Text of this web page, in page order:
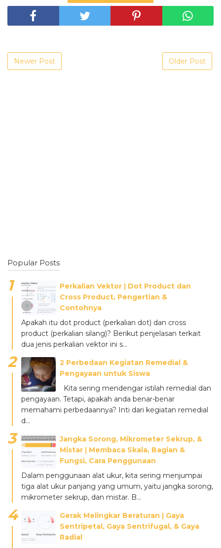
Newer Post Older Post
Popular Posts
Perkalian Vektor ǀ Dot Product dan
Cross Product, Pengertian &
Contohnya
Apakah itu dot product (perkalian dot) dan cross
product (perkalian silang)? Berikut penjelasan terkait
dua jenis perkalian vektor ini s...
2 Perbedaan Kegiatan Remedial &
Pengayaan untuk Siswa
Kita sering mendengar istilah remedial dan
pengayaan. Tetapi, apakah anda benar-benar
memahami perbedaannya? Inti dari kegiatan remedial
d...
Jangka Sorong, Mikrometer Sekrup, &
Mistar ǀ Membaca Skala, Bagian &
Fungsi, Cara Penggunaan
Dalam penggunaan alat ukur, kita sering menjumpai
tiga alat ukur panjang yang umum, yaitu jangka sorong,
mikrometer sekrup, dan mistar. B...
Gerak Melingkar Beraturan ǀ Gaya
Sentripetal, Gaya Sentrifugal, & Gaya
Radial